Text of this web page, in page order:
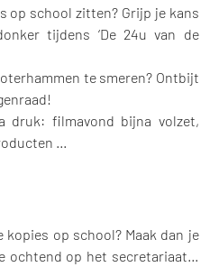
op school zitten? Grijp je kans
tijdens ‘De 24u van de
te smeren? Ontbijt
druk: filmavond bijna volzet,
…
kopies op school? Maak dan je
ochtend op het secretariaat…